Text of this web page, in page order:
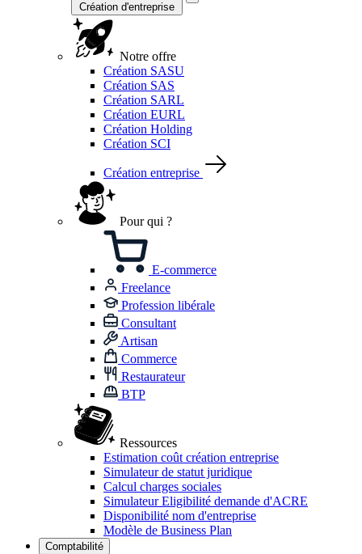
Création d'entreprise
Notre offre
Création SASU
Création SAS
Création SARL
Création EURL
Création Holding
Création SCI
Création entreprise
Pour qui ?
E-commerce
Freelance
Profession libérale
Consultant
Artisan
Commerce
Restaurateur
BTP
Ressources
Estimation coût création entreprise
Simulateur de statut juridique
Calcul charges sociales
Simulateur Eligibilité demande d'ACRE
Disponibilité nom d'entreprise
Modèle de Business Plan
Comptabilité